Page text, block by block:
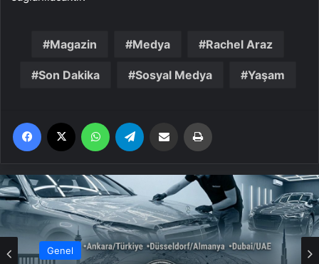
Magazin Medya Rachel Araz
Son Dakika Sosyal Medya Yaşam
Facebook WhatsApp Email'den paylaş
Genel